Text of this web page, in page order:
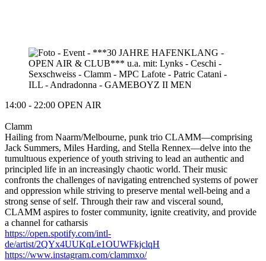
14:00 - 22:00 OPEN AIR
Clamm
Hailing from Naarm/Melbourne, punk trio CLAMM—comprising
Jack Summers, Miles Harding, and Stella Rennex—delve into the
tumultuous experience of youth striving to lead an authentic and
principled life in an increasingly chaotic world. Their music
confronts the challenges of navigating entrenched systems of power
and oppression while striving to preserve mental well-being and a
strong sense of self. Through their raw and visceral sound,
CLAMM aspires to foster community, ignite creativity, and provide
a channel for catharsis
https://open.spotify.com/intl-
de/artist/2QYx4UUKqLe1OUWFkjclqH
https://www.instagram.com/clammxo/